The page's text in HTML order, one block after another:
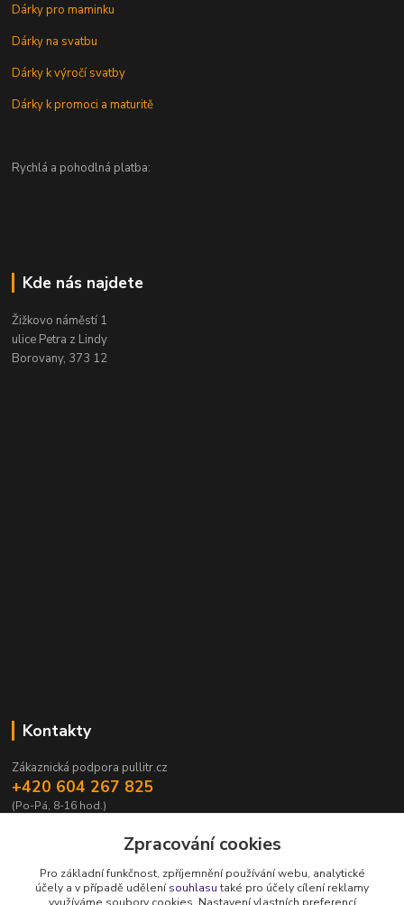
Dárky pro maminku
Dárky na svatbu
Dárky k výročí svatby
Dárky k promoci a maturitě
Rychlá a pohodlná platba:
Kde nás najdete
Žižkovo náměstí 1
ulice Petra z Lindy
Borovany, 373 12
Kontakty
Zákaznická podpora pullitr.cz
+420 604 267 825
(Po-Pá, 8-16 hod.)
Zpracování cookies
Pro základní funkčnost, zpříjemnění používání webu, analytické
účely a v případě udělenísouhlasutaké pro účely cílení reklamy